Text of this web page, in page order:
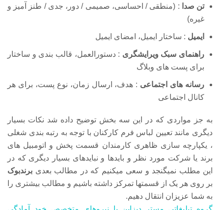
تن صدا : (منطقی / احساسی، صمیمی / دور، جدی / طنز آمیز و
غیره)
ایمیل : ساختار ایمیل، امضای ایمیل
راهنمای سبک ویرایشگری : دستورالعمل، قالب بندی و ساختار
برای پست های وبلاگ
رسانه های اجتماعی : هدف، ارسال زمان، نوع پست، برای هر
کانال اجتماعی
به جز مواردی که در این سه بخش توضیح داده شد نکات بسیار
دیگری مانند تعیین لباس فرم کارکنان با توجه به رتبه بندی شغلی
، یکپارچه سازی ظاهری کارمندان قسمت پخش و اتومبیل های
برند یا شرکت مورد نظر و بایدها و نبایدهای بسیار دیگری که در
این مطلب نمیگنجد و سعی میکنیم که در مطالب بعدی برندبوک
بر روی هر یک از قسمتها تمرکز داشته باشیم و مطالب بیشتری را
به شما عزیزان انتقال دهیم.